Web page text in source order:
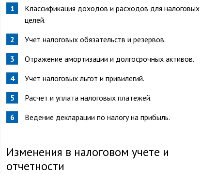
Классификация доходов и расходов для налоговых
целей.
Учет налоговых обязательств и резервов.
Отражение амортизации и долгосрочных активов.
Учет налоговых льгот и привилегий.
Расчет и уплата налоговых платежей.
Ведение декларации по налогу на прибыль.
Изменения в налоговом учете и
отчетности